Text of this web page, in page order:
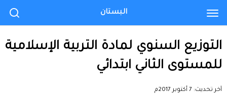
التوزيع السنوي لمادة التربية الإسلامية
للمستوى الثاني ابتدائي
آخر تحديث: 7 أكتوبر 2017م
البستان